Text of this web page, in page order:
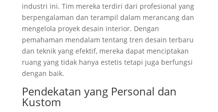
industri ini. Tim mereka terdiri dari profesional yang
berpengalaman dan terampil dalam merancang dan
mengelola proyek desain interior. Dengan
pemahaman mendalam tentang tren desain terbaru
dan teknik yang efektif, mereka dapat menciptakan
ruang yang tidak hanya estetis tetapi juga berfungsi
dengan baik.
Pendekatan yang Personal dan
Kustom